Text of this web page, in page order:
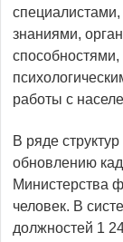
знаниями,
работы с
В ряде
обновлению
Министерства
человек. В
должностей 1